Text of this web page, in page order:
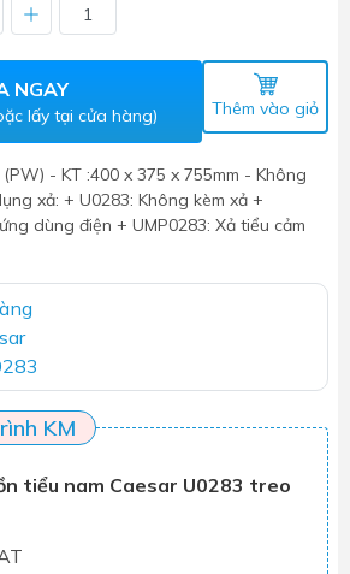
NGAY
lấy tại cửa hàng) Thêm vào giỏ
- KT :400 x 375 x 755mm - Không
xả: + U0283: Không kèm xả +
dùng điện + UMP0283: Xả tiểu cảm
KM
tiểu nam Caesar U0283 treo